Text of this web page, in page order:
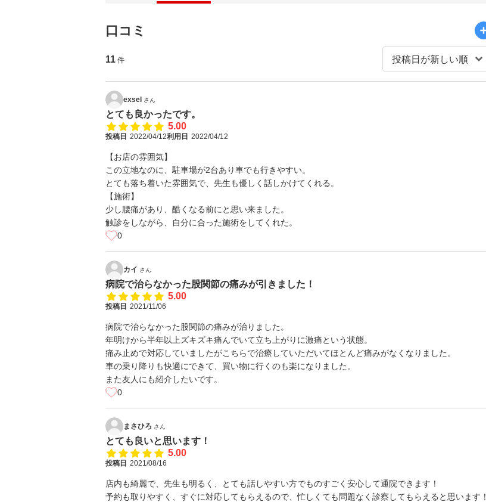
口コミ
11 件
exsel さん
とても良かったです。
5.00
投稿日 2022/04/12利用日 2022/04/12
【お店の雰囲気】
この立地なのに、駐車場が2台あり車でも行きやすい。
とても落ち着いた雰囲気で、先生も優しく話しかけてくれる。
【施術】
少し腰痛があり、酷くなる前にと思い来ました。
触診をしながら、自分に合った施術をしてくれた。
0
カイ さん
病院で治らなかった股関節の痛みが引きました！
5.00
投稿日 2021/11/06
病院で治らなかった股関節の痛みが治りました。
年明けから半年以上ズキズキ痛んでいて立ち上がりに激痛という状態。
痛み止めで対応していましたがこちらで治療していただいてほとんど痛みがなくなりました。
車の乗り降りも快適にできて、買い物に行くのも楽になりました。
また友人にも紹介したいです。
0
まさひろ さん
とても良いと思います！
5.00
投稿日 2021/08/16
店内も綺麗で、先生も明るく、とても話しやすい方でものすごく安心して通院できます！
予約も取りやすく、すぐに対応してもらえるので、忙しくても問題なく診察してもらえると思います！